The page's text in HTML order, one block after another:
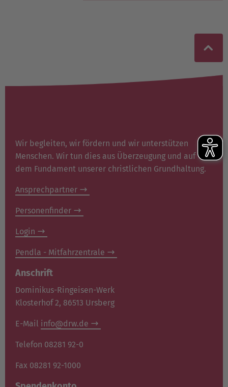
Wir begleiten, wir fördern und wir unterstützen
Menschen. Wir tun dies aus Überzeugung und auf
dem Fundament unserer christlichen Grundhaltung.
Ansprechpartner
Personenfinder
Login
Pendla - Mitfahrzentrale
Anschrift
Dominikus-Ringeisen-Werk
Klosterhof 2, 86513 Ursberg
E-Mail info@drw.de
Telefon 08281 92-0
Fax 08281 92-1000